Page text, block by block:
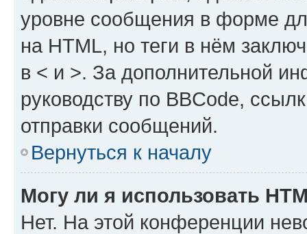
уровне сообщения в форме
на HTML, но теги в нём
в < и >. За дополнительной
руководству по BBCode,
отправки сообщений.
Вернуться к началу
Могу ли я использовать
Нет. На этой конференции